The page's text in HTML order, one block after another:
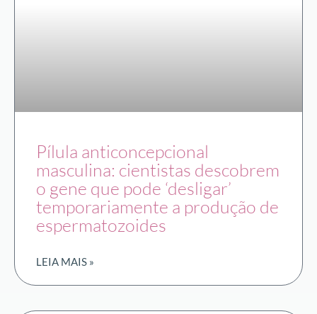
Pílula anticoncepcional
masculina: cientistas descobrem
o gene que pode ‘desligar’
temporariamente a produção de
espermatozoides
LEIA MAIS »